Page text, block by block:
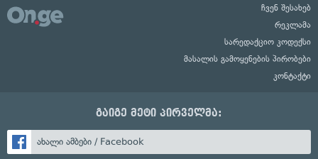
ჩვენ შესახებ
რეკლამა
სარედაქციო კოდექსი
მასალის გამოყენების პირობები
კონტაქტი
გაიგე მეტი პირველმა:
ახალი ამბები / Facebook